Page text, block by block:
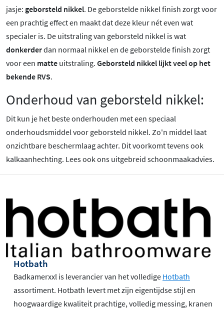
jasje: geborsteld nikkel. De geborstelde nikkel finish zorgt voor
een prachtig effect en maakt dat deze kleur nét even wat
specialer is. De uitstraling van geborsteld nikkel is wat
donkerderdan normaal nikkel en de geborstelde finish zorgt
voor een matte uitstraling. Geborsteld nikkel lijkt veel op het
bekende RVS.
Onderhoud van geborsteld nikkel:
Dit kun je het beste onderhouden met een speciaal
onderhoudsmiddel voor geborsteld nikkel. Zo'n middel laat
onzichtbare beschermlaag achter. Dit voorkomt tevens ook
kalkaanhechting. Lees ook ons uitgebreid schoonmaakadvies.
Hotbath
Badkamerxxl is leverancier van het volledige Hotbath
assortiment. Hotbath levert met zijn eigentijdse stijl en
hoogwaardige kwaliteit prachtige, volledig messing, kranen